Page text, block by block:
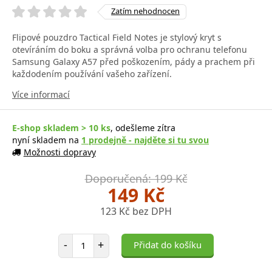
Zatím nehodnocen
Flipové pouzdro Tactical Field Notes je stylový kryt s
otevíráním do boku a správná volba pro ochranu telefonu
Samsung Galaxy A57 před poškozením, pády a prachem při
každodením používání vašeho zařízení.
Více informací
E-shop skladem > 10 ks, odešleme zítra
nyní skladem na 1 prodejně - najděte si tu svou
Možnosti dopravy
Doporučená: 199 Kč
149 Kč
123 Kč bez DPH
- Počet položek
+ Přidat do košíku